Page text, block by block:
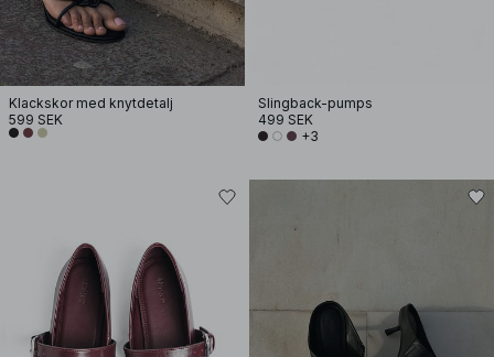
Klackskor med knytdetalj
599 SEK
Slingback-pumps
499 SEK
+3